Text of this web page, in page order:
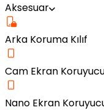
Aksesuar
Arka Koruma Kılıf
Cam Ekran
Nano Ekran